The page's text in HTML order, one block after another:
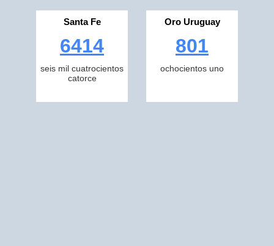
Santa Fe
6414
seis mil cuatrocientos
catorce
Oro Uruguay
801
ochocientos uno